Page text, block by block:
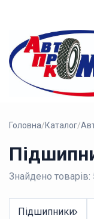
Головна/Каталог/
Знайдено товарів:
Підшипники